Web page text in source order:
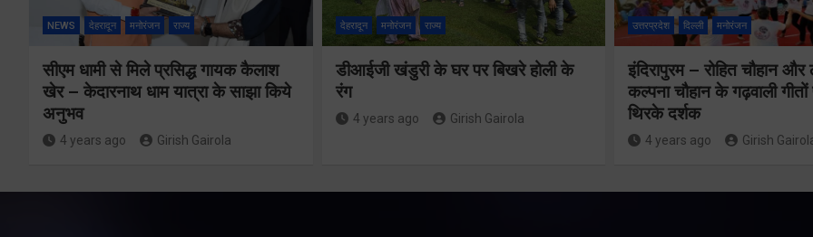
NEWS देहरादून मनोरंजन राज्य
सीएम धामी से मिले प्रसिद्ध गायक कैलाश
खेर – केदारनाथ धाम यात्रा के साझा किये
अनुभव
4 years ago Girish Gairola
देहरादून मनोरंजन राज्य
डीआईजी खंडुरी के घर पर बिखरे होली के
रंग
4 years ago Girish Gairola
उत्तरप्रदेश दिल्ली मनोरंजन
इंदिरापुरम – रोहित चौहान और
कल्पना चौहान के गढ़वाली
थिरके दर्शक
4 years ago Girish
में रहें अधिकारीः
सुगमता के
उत्कृष्ट
से
कांवड़
Share Now